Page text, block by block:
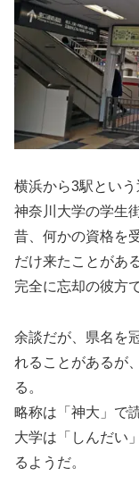
横浜から3駅とい
神奈川大学の学生
昔、何かの資格を
だけ来たことがあ
完全に忘却の彼方
余談だが、県名を
れることがあるが
る。
略称は「神大」で
大学は「しんだい
るようだ。